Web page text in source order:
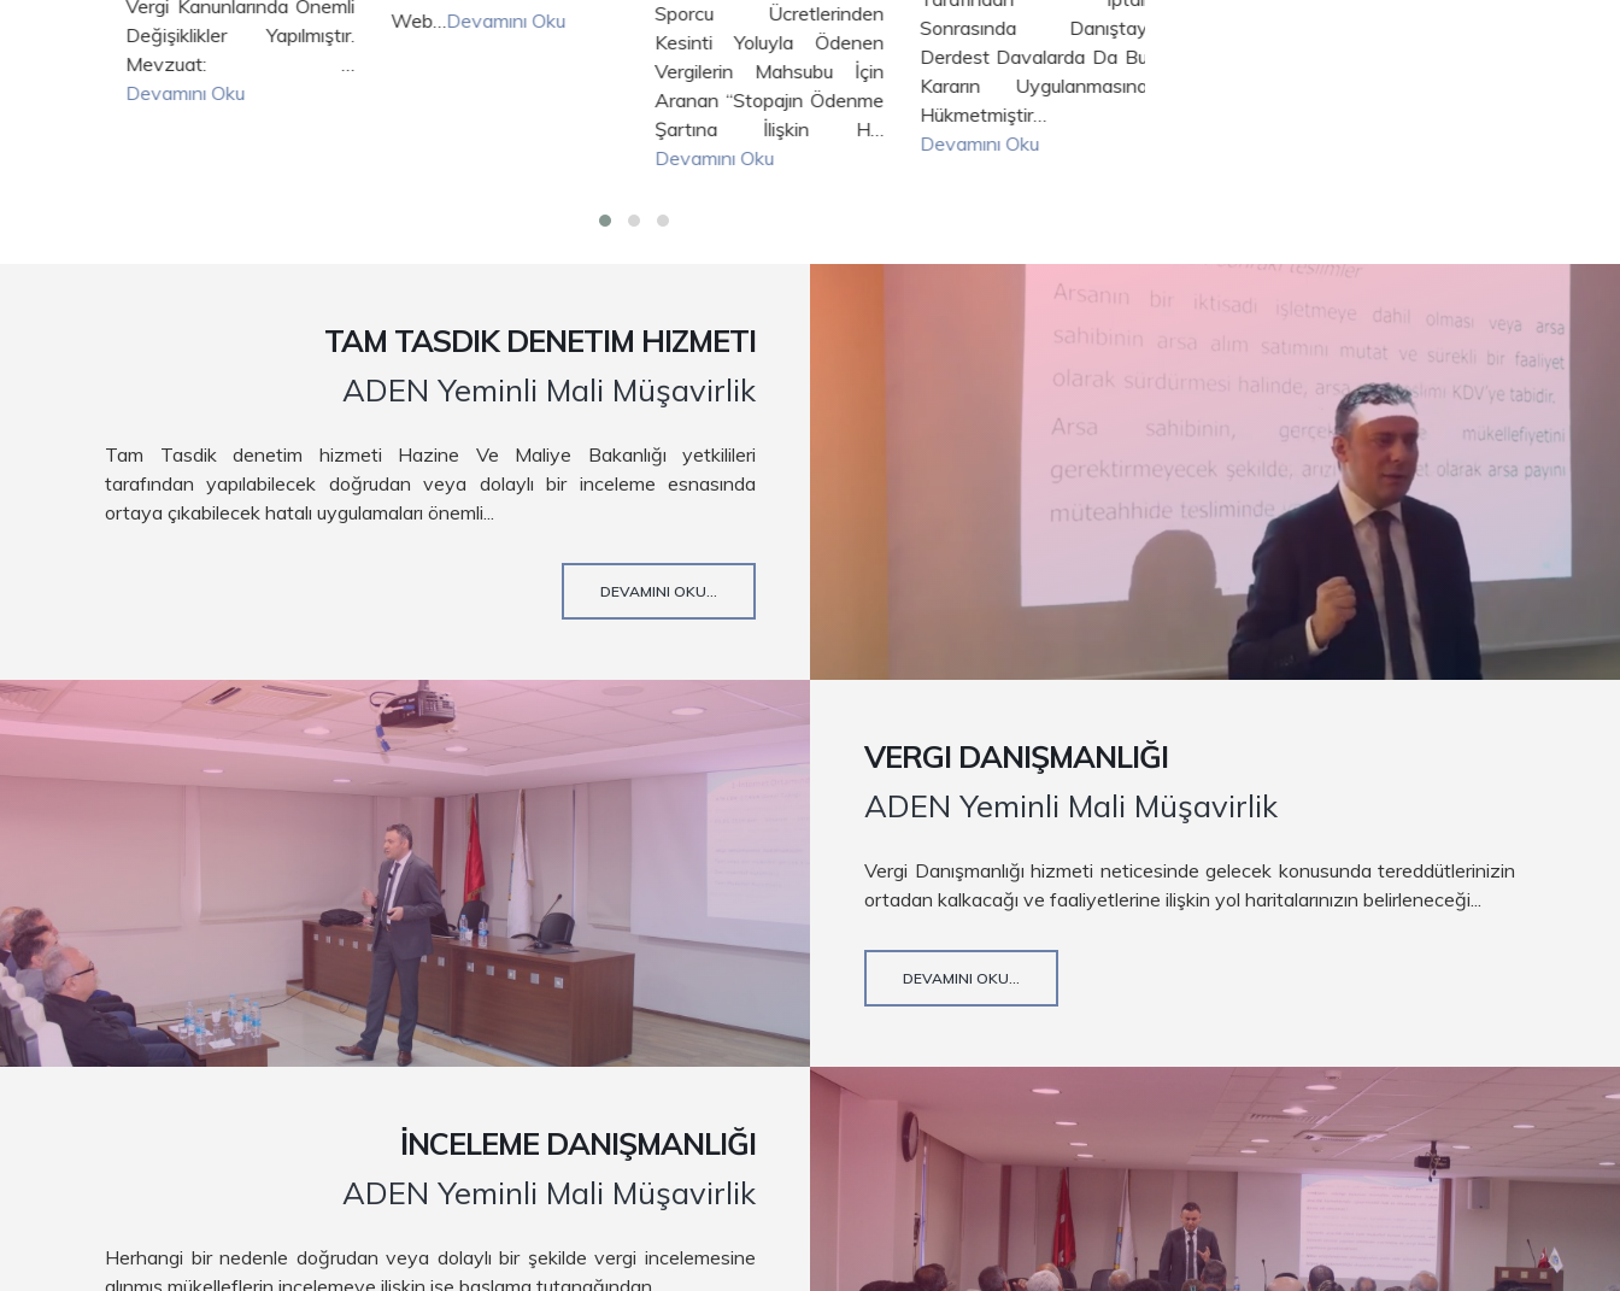
Vergi Kanunlarında Önemli
Değişiklikler Yapılmıştır.
Mevzuat: …
Devamını Oku
Web…Devamını Oku
Sporcu Ücretlerinden
Kesinti Yoluyla Ödenen
Vergilerin Mahsubu İçin
Aranan “Stopajın Ödenme
Şartına İlişkin H…
Devamını Oku
Sonrasında Danıştay
Derdest Davalarda Da Bu
Kararın Uygulanmasına
Hükmetmiştir…
Devamını Oku
TAM TASDIK DENETIM HIZMETI
ADEN Yeminli Mali Müşavirlik
Tam Tasdik denetim hizmeti Hazine Ve Maliye Bakanlığı yetkilileri
tarafından yapılabilecek doğrudan veya dolaylı bir inceleme esnasında
ortaya çıkabilecek hatalı uygulamaları önemli...
DEVAMINI OKU...
VERGI DANIŞMANLIĞI
ADEN Yeminli Mali Müşavirlik
Vergi Danışmanlığı hizmeti neticesinde gelecek konusunda tereddütlerinizin
ortadan kalkacağı ve faaliyetlerine ilişkin yol haritalarınızın belirleneceği...
DEVAMINI OKU...
İNCELEME DANIŞMANLIĞI
ADEN Yeminli Mali Müşavirlik
Herhangi bir nedenle doğrudan veya dolaylı bir şekilde vergi incelemesine
alınmış mükelleflerin incelemeye ilişkin işe başlama tutanağından...